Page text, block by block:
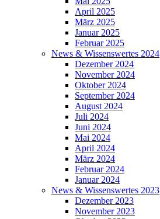
April 2025
März 2025
Januar 2025
Februar 2025
News & Wissenswertes 2024
Dezember 2024
November 2024
Oktober 2024
September 2024
August 2024
Juli 2024
Juni 2024
Mai 2024
April 2024
März 2024
Februar 2024
Januar 2024
News & Wissenswertes 2023
Dezember 2023
November 2023